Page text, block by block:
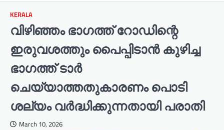
KERALA
വിഴിഞ്ഞം ഭാഗത്ത് റോഡിന്റെ
ഇരുവശത്തും പൈപ്പിടാൻ കുഴിച്ച
ഭാഗത്ത് ടാർ
ചെയ്യാത്തതുകാരണം പൊടി
ശല്യം വർദ്ധിക്കുന്നതായി പരാതി
March 10, 2026